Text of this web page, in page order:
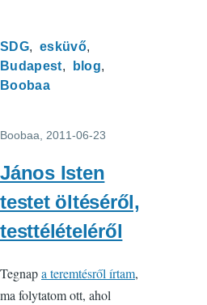
SDG
esküvő
Budapest
blog
Boobaa
Boobaa, 2011-06-23
János Isten
testet öltéséről,
testtélételéről
Tegnapa teremtésről írtam,
ma folytatom ott, ahol